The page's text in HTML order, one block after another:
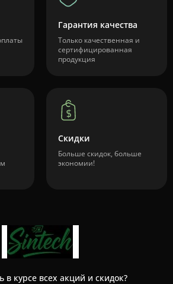
Гарантия качества
Только качественная и
сертифицированная
продукция
Скидки
Больше скидок, больше
экономии!
в курсе всех акций и скидок?